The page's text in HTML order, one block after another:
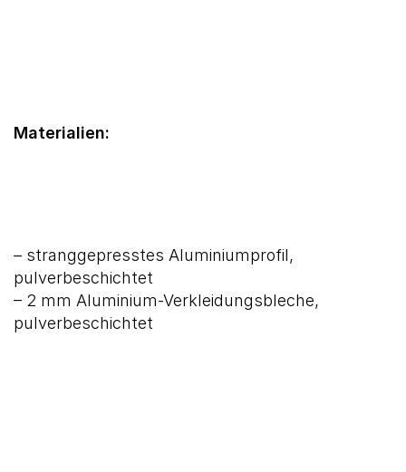
Materialien:
– stranggepresstes Aluminiumprofil,
pulverbeschichtet
– 2 mm Aluminium-Verkleidungsbleche,
pulverbeschichtet